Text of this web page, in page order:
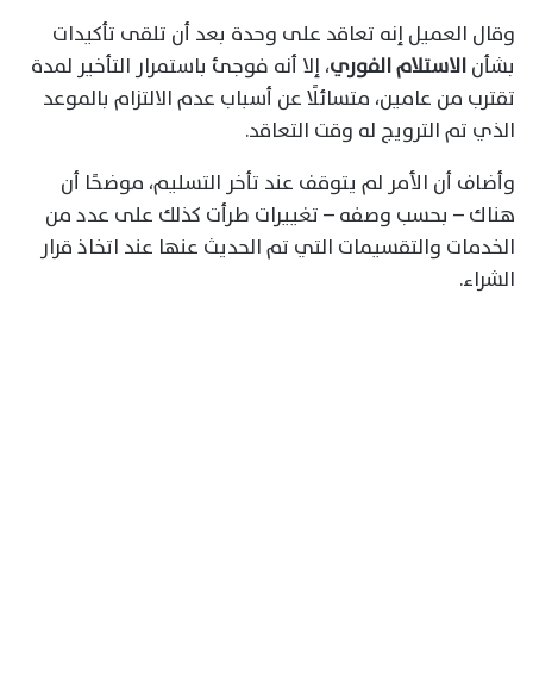
وقال العميل إنه تعاقد على وحدة بعد أن تلقى تأكيدات
بشأنالاستلام الفوري، إلا أنه فوجئ باستمرار التأخير لمدة
تقترب من عامين، متسائلًا عن أسباب عدم الالتزام بالموعد
الذي تم الترويج له وقت التعاقد.
وأضاف أن الأمر لم يتوقف عند تأخر التسليم، موضحًا أن
هناك – بحسب وصفه – تغييرات طرأت كذلك على عدد من
الخدمات والتقسيمات التي تم الحديث عنها عند اتخاذ قرار
الشراء.